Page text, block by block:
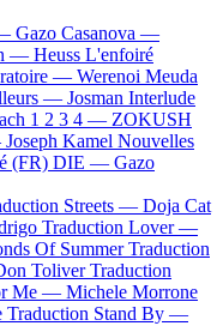
Gazo Casanova —
— Heuss L'enfoiré
— Werenoi Meuda
— Josman Interlude
1 2 3 4 — ZOKUSH
Joseph Kamel Nouvelles
(FR) DIE — Gazo
Streets — Doja Cat
Traduction Lover —
Of Summer Traduction
Toliver Traduction
Me — Michele Morrone
Traduction Stand By —